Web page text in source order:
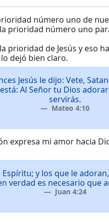
número uno de
prioridad número uno
prioridad de Jesús y eso
dejó bien claro.
Jesús le dijo: Vete,
Al Señor tu Dios
servirás.
Mateo 4:10
expresa mi amor hacia
Espíritu; y los que le
verdad es necesario que
Juan 4:24